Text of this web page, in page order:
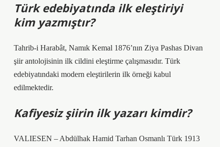
Türk edebiyatında ilk eleştiriyi
kim yazmıştır?
Tahrib-i Harabât, Namık Kemal 1876’nın Ziya Pashas Divan
şiir antolojisinin ilk cildini eleştirme çalışmasıdır. Türk
edebiyatındaki modern eleştirilerin ilk örneği kabul
edilmektedir.
Kafiyesiz şiirin ilk yazarı kimdir?
VALIESEN – Abdülhak Hamid Tarhan Osmanlı Türk 1913